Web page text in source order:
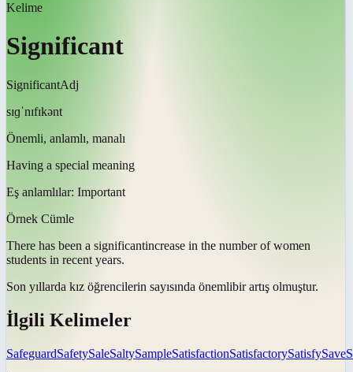
Kelime
Significant
SignificantAdj
sɪɡˈnɪfɪkənt
Önemli, anlamlı, manalı
Having a special meaning
Eş anlamlılar: Important
Örnek Cümle
There has been a significantincrease in the number of women
students in recent years.
Son yıllarda kız öğrencilerin sayısında önemlibir artış olmuştur.
İlgili Kelimeler
SafeguardSafetySaleSaltySampleSatisfactionSatisfactorySatisfySave